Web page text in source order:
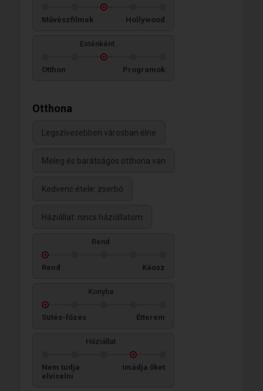
Művészfilmek Hollywood
Esténként...
Otthon Programok
Otthona
Legszívesebben városban élne
Meleg és barátságos otthona van
Kedvenc étele: zserbó
Háziállat: nincs háziállatom
Rend
Rend Káosz
Konyha
Sütés-főzés Étterem
Háziállat
Nem tudja
elviselni
Imádja őket